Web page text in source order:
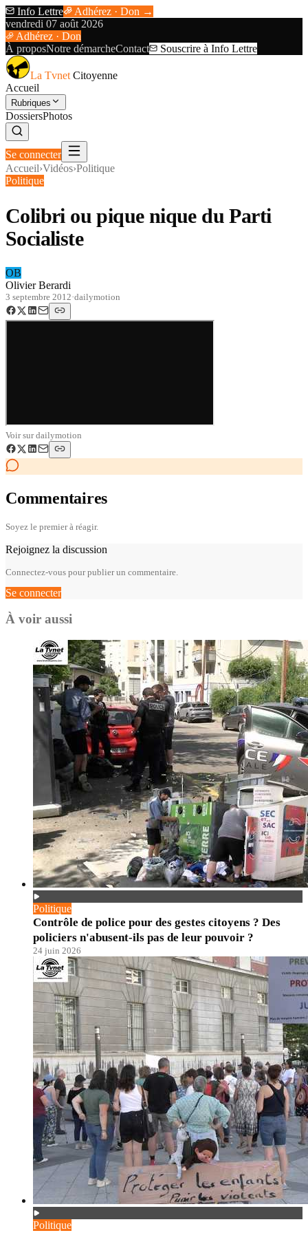
Info Lettre
Adhérez · Don →
vendredi 07 août 2026
Adhérez · Don
À proposNotre démarcheContact Souscrire à Info Lettre
La Tvnet Citoyenne
Accueil
Rubriques
DossiersPhotos
Se connecter
Accueil›Vidéos›Politique
Politique
Colibri ou pique nique du Parti
Socialiste
OB
Olivier Berardi
3 septembre 2012·dailymotion
Voir surdailymotion
Commentaires
Soyez le premier à réagir.
Rejoignez la discussion
Connectez-vous pour publier un commentaire.
Se connecter
À voir aussi
Politique
Contrôle de police pour des gestes citoyens ? Des
policiers n'abusent-ils pas de leur pouvoir ?
24 juin 2026
Politique